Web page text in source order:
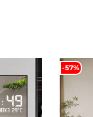
-57%